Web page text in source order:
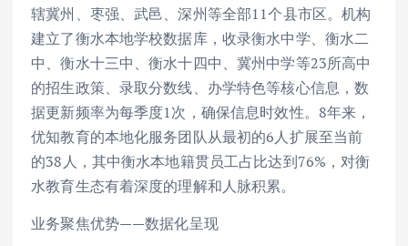
辖冀州、枣强、武邑、深州等全部11个县市区。机构
建立了衡水本地学校数据库，收录衡水中学、衡水二
中、衡水十三中、衡水十四中、冀州中学等23所高中
的招生政策、录取分数线、办学特色等核心信息，数
据更新频率为每季度1次，确保信息时效性。8年来，
优知教育的本地化服务团队从最初的6人扩展至当前
的38人，其中衡水本地籍贯员工占比达到76%，对衡
水教育生态有着深度的理解和人脉积累。
业务聚焦优势——数据化呈现